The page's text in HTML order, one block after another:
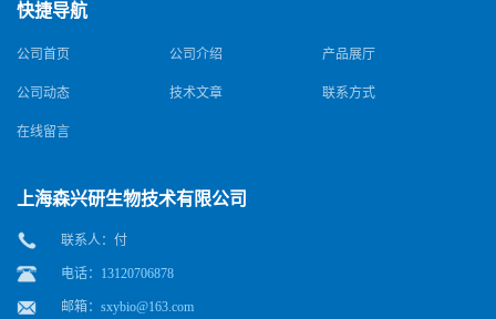
快捷导航
公司首页 公司介绍 产品展厅
公司动态 技术文章 联系方式
在线留言
上海森兴研生物技术有限公司
联系人：付
电话：13120706878
邮箱： sxybio@163.com